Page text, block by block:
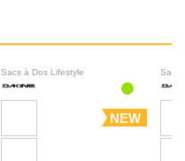
Sacs à Dos Lifestyle
NEW
Sacs